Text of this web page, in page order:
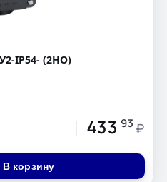
IP54- (2НО)
433 93 ₽
В корзину